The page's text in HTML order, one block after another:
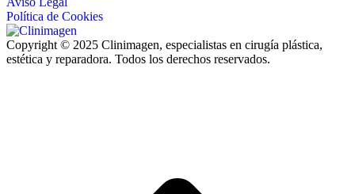
Política de Cookies
Copyright © 2025 Clinimagen, especialistas en cirugía plástica,
estética y reparadora. Todos los derechos reservados.